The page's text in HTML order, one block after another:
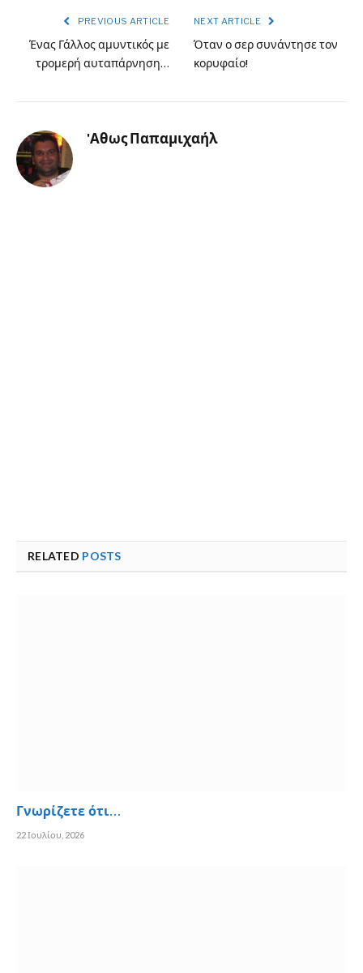
PREVIOUS ARTICLE
Ένας Γάλλος αμυντικός με
τρομερή αυταπάρνηση…
NEXT ARTICLE
Όταν ο σερ συνάντησε τον
κορυφαίο!
'Αθως Παπαμιχαήλ
RELATED POSTS
Γνωρίζετε ότι…
22 Ιουλίου, 2026